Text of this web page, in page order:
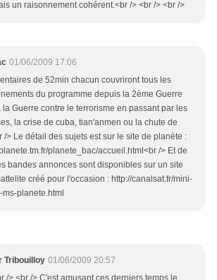
un raisonnement cohérent.<br /> <br /> <br />
01/06/2009 17:06
de 52min chacun couvriront tous les
du programme depuis la 2ème Guerre
la Guerre contre le terrorisme en passant par les
la crise de cuba, tian'anmen ou la chute de
/> Le détail des sujets est sur le site de planète :
planete_bac/accueil.html<br /> Et de
bandes annonces sont disponibles sur un site
créé pour l'occasion : http://canalsat.fr/mini-
planete.html
Tribouilloy 01/06/2009 20:57
/> <br /> C'est amusant ces derniers temps le